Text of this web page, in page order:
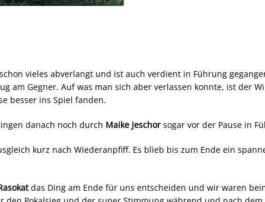
vieles abverlangt und ist auch verdient in Führung
am Gegner. Auf was man sich aber verlassen konnte, ist der
besser ins Spiel fanden.
danach noch durch Maike Jeschor sogar vor der Pause in
kurz nach Wiederanpfiff. Es blieb bis zum Ende ein
das Ding am Ende für uns entscheiden und wir waren